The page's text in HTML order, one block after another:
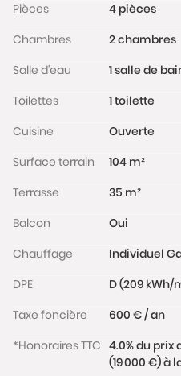
Pièces
4 pièces
Chambres
2 chambres
Salle d'eau
1 salle de
Toilettes
1 toilette
Cuisine
Ouverte
Surface terrain
104 m²
Terrasse
35 m²
Balcon
Oui
Chauffage
Individuel
DPE
D (209 kWh/
Taxe foncière
600 € / an
*Honoraires TTC 4.0% du
(19 000 €) à